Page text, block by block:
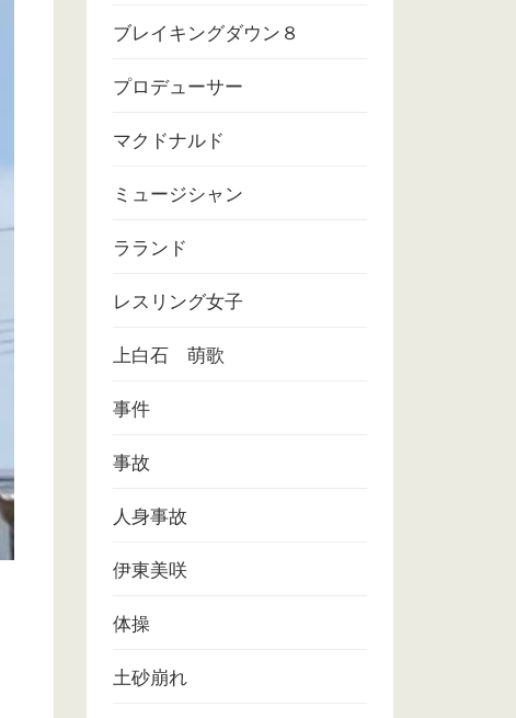
ブレイキングダウン８
プロデューサー
マクドナルド
ミュージシャン
ラランド
レスリング女子
上白石 萌歌
事件
事故
人身事故
伊東美咲
体操
土砂崩れ